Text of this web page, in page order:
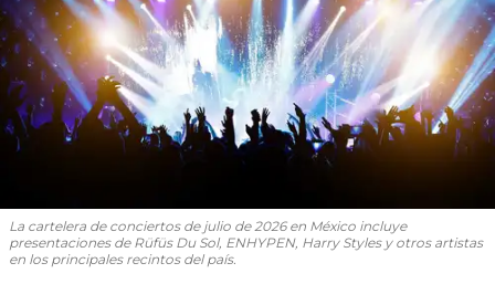
La cartelera de conciertos de julio de 2026 en México incluye
presentaciones de Rüfüs Du Sol, ENHYPEN, Harry Styles y otros artistas
en los principales recintos del país.